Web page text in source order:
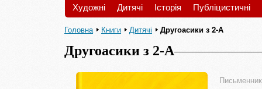
Художні Дитячі Історія Публіцистичні
Головна Книги Дитячі Другоасики з 2-А
Другоасики з 2-А